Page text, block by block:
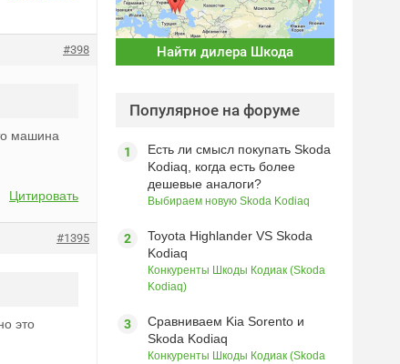
#398
машина
Цитировать
#1395
это
Найти дилера Шкода
Популярное на форуме
Есть ли смысл покупать Skoda
Kodiaq, когда есть более
дешевые аналоги?
Выбираем новую Skoda Kodiaq
Toyota Highlander VS Skoda
Kodiaq
Конкуренты Шкоды Кодиак (Skoda
Kodiaq)
Сравниваем Kia Sorento и
Skoda Kodiaq
Конкуренты Шкоды Кодиак (Skoda